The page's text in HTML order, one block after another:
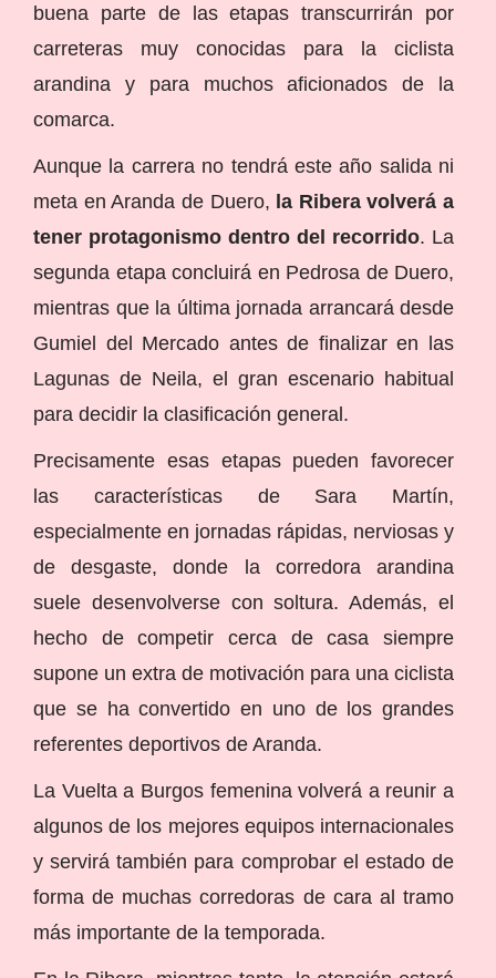
buena parte de las etapas transcurrirán por
carreteras muy conocidas para la ciclista
arandina y para muchos aficionados de la
comarca.
Aunque la carrera no tendrá este año salida ni
meta en Aranda de Duero, la Ribera volverá a
tener protagonismo dentro del recorrido. La
segunda etapa concluirá en Pedrosa de Duero,
mientras que la última jornada arrancará desde
Gumiel del Mercado antes de finalizar en las
Lagunas de Neila, el gran escenario habitual
para decidir la clasificación general.
Precisamente esas etapas pueden favorecer
las características de Sara Martín,
especialmente en jornadas rápidas, nerviosas y
de desgaste, donde la corredora arandina
suele desenvolverse con soltura. Además, el
hecho de competir cerca de casa siempre
supone un extra de motivación para una ciclista
que se ha convertido en uno de los grandes
referentes deportivos de Aranda.
La Vuelta a Burgos femenina volverá a reunir a
algunos de los mejores equipos internacionales
y servirá también para comprobar el estado de
forma de muchas corredoras de cara al tramo
más importante de la temporada.